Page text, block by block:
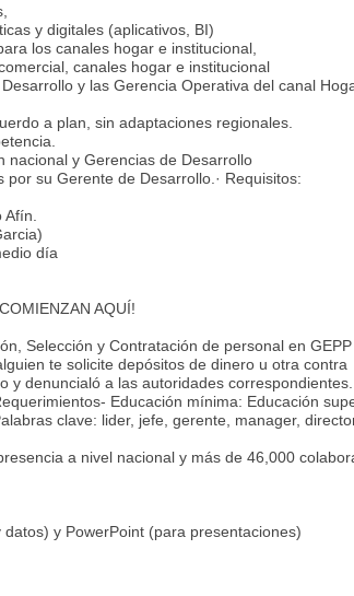
y digitales (aplicativos, BI)
los canales hogar e institucional,
canales hogar e institucional
y las Gerencia Operativa del canal
a plan, sin adaptaciones regionales.
nacional y Gerencias de Desarrollo
su Gerente de Desarrollo.· Requisitos:
día
AQUÍ!
Selección y Contratación de personal en
te solicite depósitos de dinero u otra contra
y denuncialó a las autoridades correspondientes.
Educación mínima: Educación
clave: lider, jefe, gerente, manager,
a nivel nacional y más de 46,000
y PowerPoint (para presentaciones)